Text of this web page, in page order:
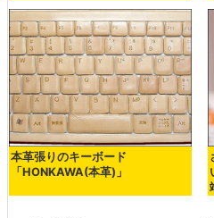
本革張りのキーボード
「HONKAWA(本革)」